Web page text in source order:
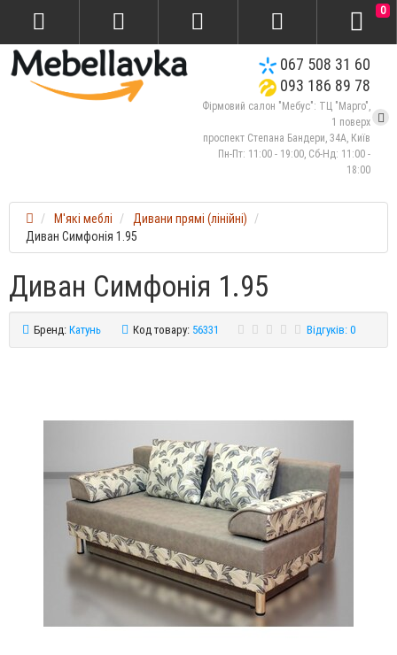
067 508 31 60
093 186 89 78
Фірмовий салон "Мебус": ТЦ "Марго",
1 поверх
проспект Степана Бандери, 34А, Київ
Пн-Пт: 11:00 - 19:00, Сб-Нд: 11:00 -
18:00
0
М'які меблі
Дивани прямі (лінійні)
Диван Симфонія 1.95
Диван Симфонія 1.95
Бренд:Катунь Код товару: 56331 Відгуків: 0